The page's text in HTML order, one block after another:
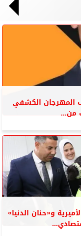
المهرجان الكشفي
و«حنان الدنيا»